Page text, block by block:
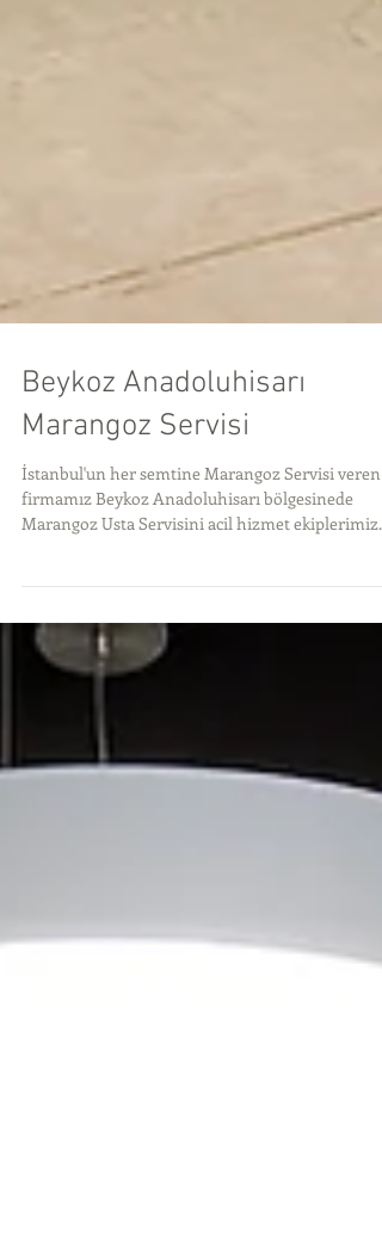
Beykoz Anadoluhisarı
Marangoz Servisi
İstanbul'un her semtine Marangoz Servisi veren